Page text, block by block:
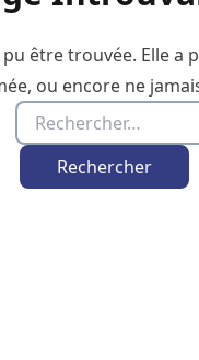
pu être trouvée. Elle a
ou encore ne